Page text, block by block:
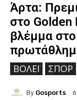
Άρτα:
στο Golden
βλέμμα
ΒΌΛΕΪ ΣΠΟΡ
By Gosports 6